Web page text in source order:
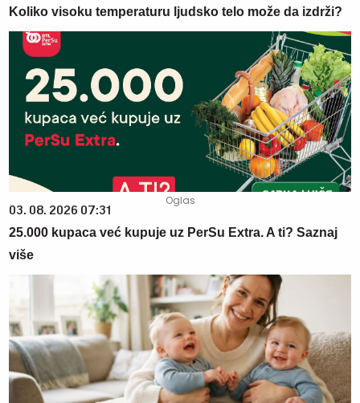
Koliko visoku temperaturu ljudsko telo može da izdrži?
03. 08. 2026 07:31
25.000 kupaca već kupuje uz PerSu Extra. A ti? Saznaj
više